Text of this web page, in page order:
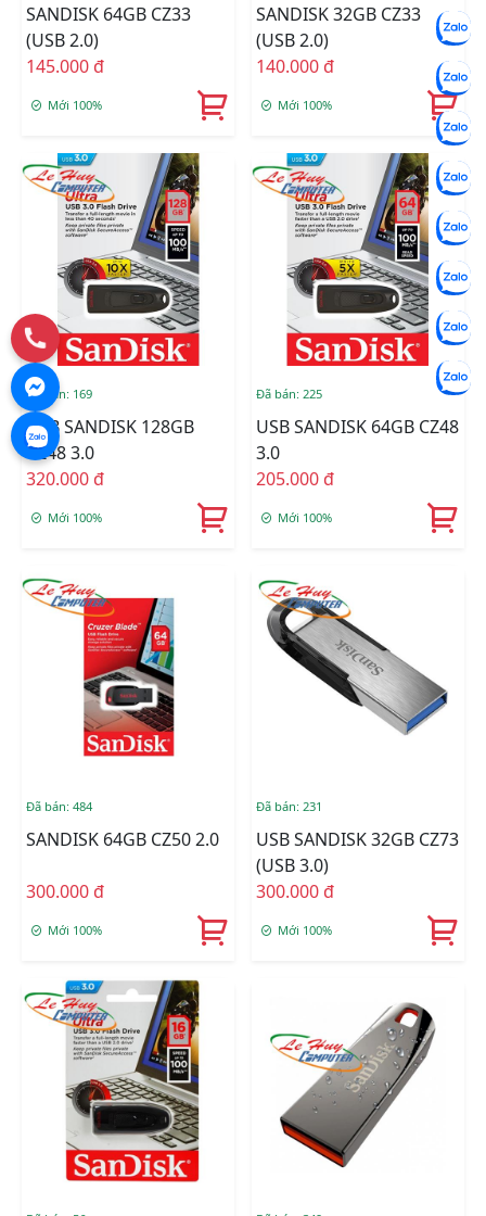
SANDISK 64GB CZ33
(USB 2.0)
145.000 đ
Mới 100%
SANDISK 32GB CZ33
(USB 2.0)
140.000 đ
Mới 100%
Đã bán: 169
USB SANDISK 128GB
CZ48 3.0
320.000 đ
Mới 100%
Đã bán: 225
USB SANDISK 64GB CZ48
3.0
205.000 đ
Mới 100%
Đã bán: 484
SANDISK 64GB CZ50 2.0
300.000 đ
Mới 100%
Đã bán: 231
USB SANDISK 32GB CZ73
(USB 3.0)
300.000 đ
Mới 100%